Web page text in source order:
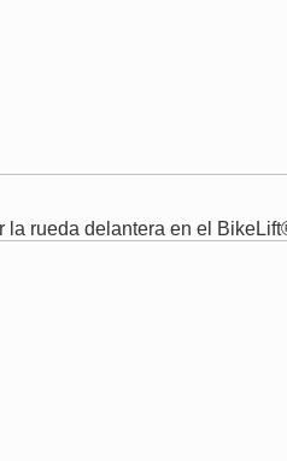
la rueda delantera en el